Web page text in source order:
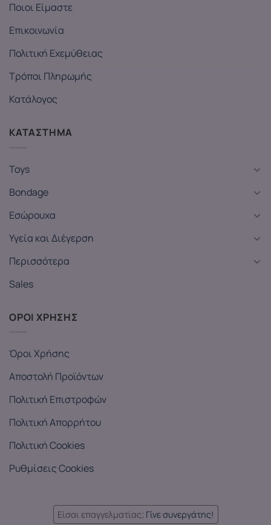
Ποιοι Είμαστε
Επικοινωνία
Πολιτική Εχεμύθειας
Τρόποι Πληρωμής
Κατάλογος
ΚΑΤΑΣΤΗΜΑ
Toys
Bondage
Εσώρουχα
Υγεία και Διέγερση
Περισσότερα
Sales
ΟΡΟΙ ΧΡΗΣΗΣ
Όροι Χρήσης
Αποστολή Προϊόντων
Πολιτική Επιστροφών
Πολιτική Απορρήτου
Πολιτική Cookies
Ρυθμίσεις Cookies
Είσαι επαγγελματίας; Γίνε συνεργάτης!